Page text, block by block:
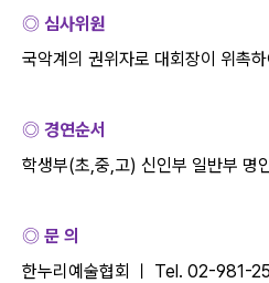
◎ 심사위원
국악계의 권위자로 대회장이 위촉
◎ 경연순서
학생부(초,중,고) 신인부 일반부 명
◎ 문 의
한누리예술협회 ㅣ
Tel. 02-981-